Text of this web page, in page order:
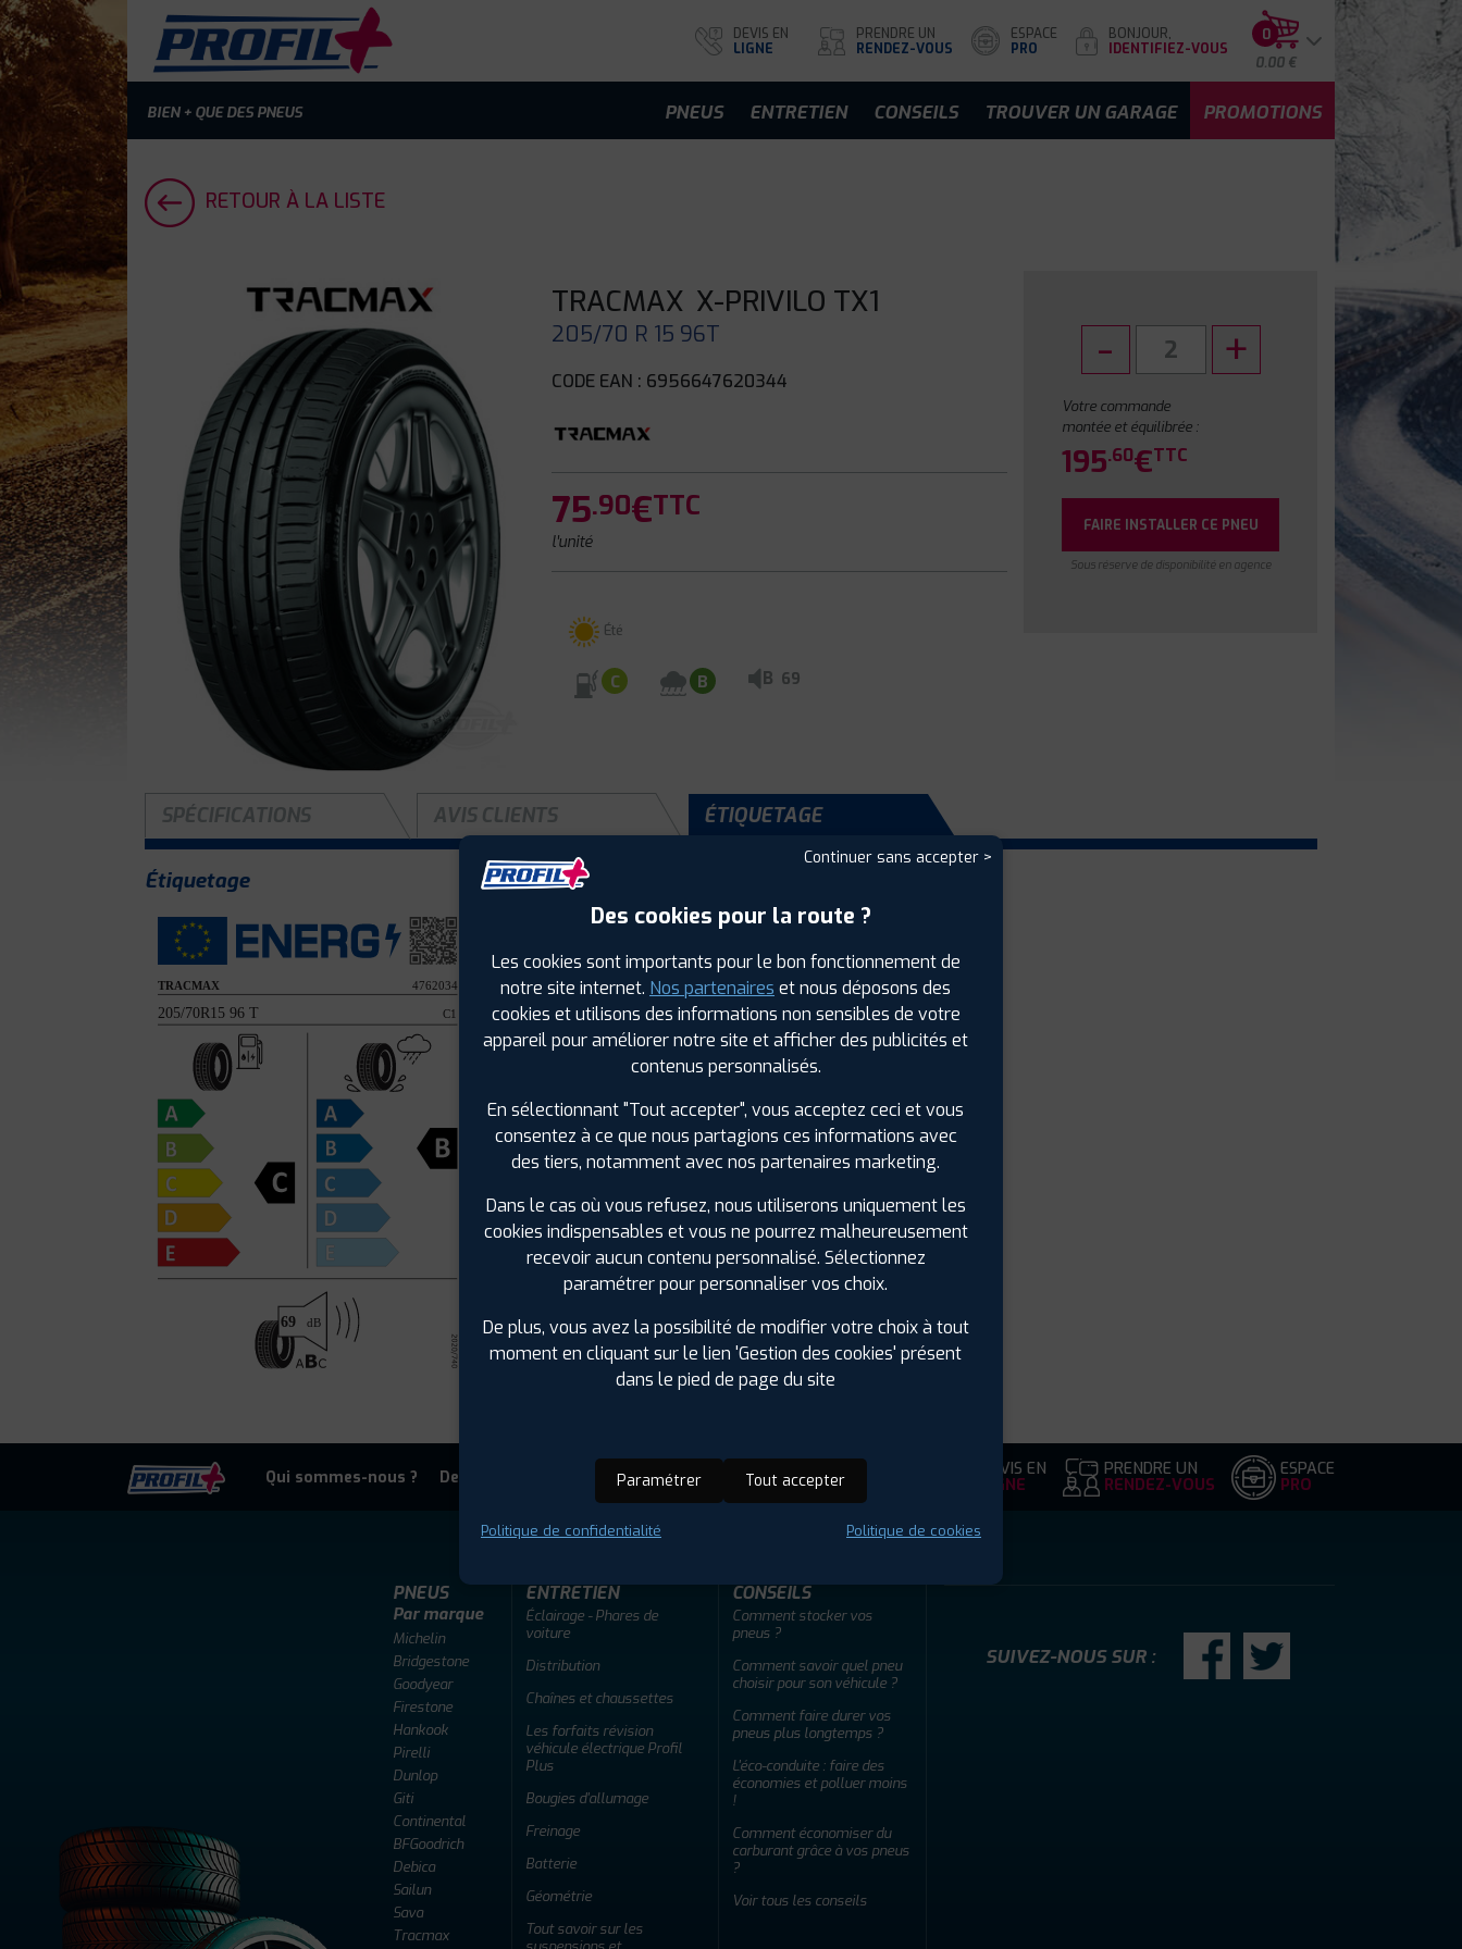
BIEN + QUE DES PNEUS
DEVIS EN
LIGNE
PRENDRE UN
RENDEZ-VOUS
ESPACE
PRO
BONJOUR,
IDENTIFIEZ-VOUS
0
0.00 €
PNEUS ENTRETIEN CONSEILS TROUVER UN GARAGE PROMOTIONS
RETOUR À LA LISTE
TRACMAX X-PRIVILO TX1
205/70 R 15 96T
CODE EAN : 6956647620344
75.90€TTC
l'unité
Été
C B B 69
Votre commande
montée et équilibrée :
195.60€TTC
FAIRE INSTALLER CE PNEU
Sous réserve de disponibilité en agence
SPÉCIFICATIONS AVIS CLIENTS ÉTIQUETAGE
Étiquetage
Été
Largeur :205
Hauteur :70
Diamètre :15
Charge :96
Bruit de roulement externe : 69
Résistance au roulement :
Adhérence sur sol mouillé : B
Code EAN :
Qui sommes-nous ? Devenir adherent Offres d'emploi FAQ DEVIS EN
LIGNE
PRENDRE UN
RENDEZ-VOUS
ESPACE
PRO
PNEUS
Par marque
Michelin
Bridgestone
Goodyear
Firestone
Hankook
Pirelli
Dunlop
Giti
Continental
BFGoodrich
Debica
Sailun
Sava
Tracmax
ENTRETIEN
Éclairage - Phares de
voiture
Distribution
Chaînes et chaussettes
Les forfaits révision
véhicule électrique Profil
Plus
Bougies d'allumage
Freinage
Batterie
Géométrie
Tout savoir sur les
CONSEILS
Comment stocker vos
pneus ?
Comment savoir quel pneu
choisir pour son véhicule ?
Comment faire durer vos
pneus plus longtemps ?
L'éco-conduite : faire des
économies et polluer moins
!
Comment économiser du
carburant grâce à vos pneus
?
Voir tous les conseils
SUIVEZ-NOUS SUR :
Continuer sans accepter >
Des cookies pour la route ?
Les cookies sont importants pour le bon fonctionnement de
notre site internet. Nos partenaires et nous déposons des
cookies et utilisons des informations non sensibles de votre
appareil pour améliorer notre site et afficher des publicités et
contenus personnalisés.
En sélectionnant "Tout accepter", vous acceptez ceci et vous
consentez à ce que nous partagions ces informations avec
des tiers, notamment avec nos partenaires marketing.
Dans le cas où vous refusez, nous utiliserons uniquement les
cookies indispensables et vous ne pourrez malheureusement
recevoir aucun contenu personnalisé. Sélectionnez
paramétrer pour personnaliser vos choix.
De plus, vous avez la possibilité de modifier votre choix à tout
moment en cliquant sur le lien 'Gestion des cookies' présent
dans le pied de page du site
Paramétrer Tout accepter
Politique de confidentialité Politique de cookies